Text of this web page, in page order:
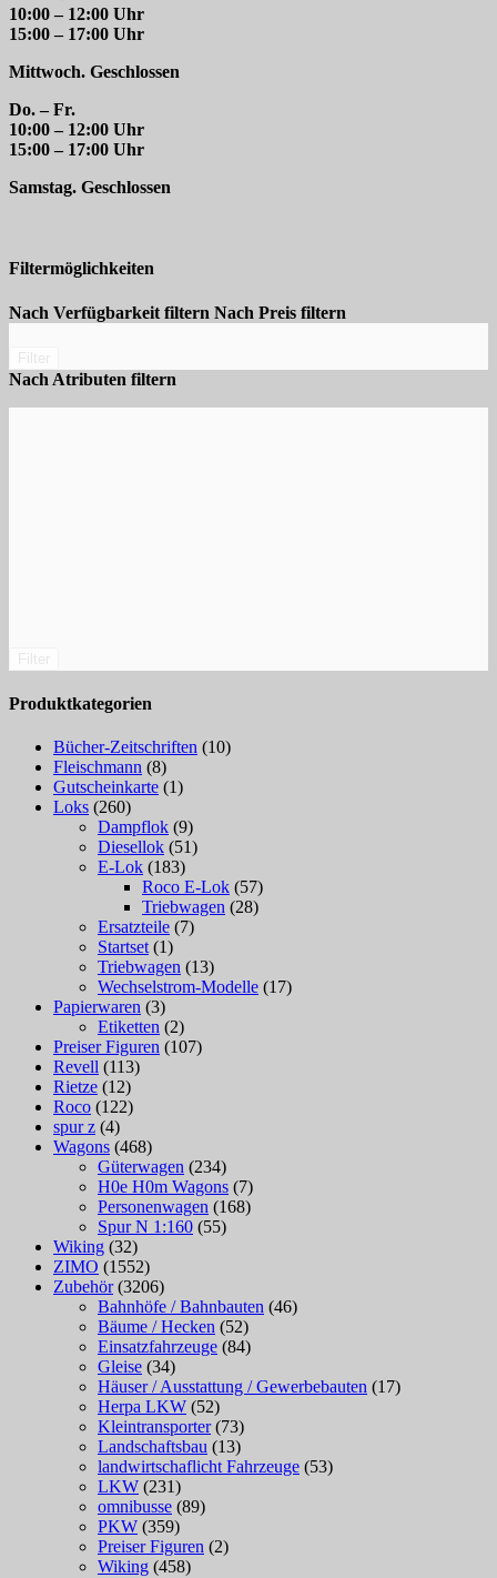
10:00 – 12:00 Uhr
15:00 – 17:00 Uhr
Mittwoch. Geschlossen
Do. – Fr.
10:00 – 12:00 Uhr
15:00 – 17:00 Uhr
Samstag. Geschlossen
Filtermöglichkeiten
Nach Verfügbarkeit filtern Nach Preis filtern
Nach Atributen filtern
Produktkategorien
Bücher-Zeitschriften (10)
Fleischmann (8)
Gutscheinkarte (1)
Loks (260)
Dampflok (9)
Diesellok (51)
E-Lok (183)
Roco E-Lok (57)
Triebwagen (28)
Ersatzteile (7)
Startset (1)
Triebwagen (13)
Wechselstrom-Modelle (17)
Papierwaren (3)
Etiketten (2)
Preiser Figuren (107)
Revell (113)
Rietze (12)
Roco (122)
spur z (4)
Wagons (468)
Güterwagen (234)
H0e H0m Wagons (7)
Personenwagen (168)
Spur N 1:160 (55)
Wiking (32)
ZIMO (1552)
Zubehör (3206)
Bahnhöfe / Bahnbauten (46)
Bäume / Hecken (52)
Einsatzfahrzeuge (84)
Gleise (34)
Häuser / Ausstattung / Gewerbebauten (17)
Herpa LKW (52)
Kleintransporter (73)
Landschaftsbau (13)
landwirtschaflicht Fahrzeuge (53)
LKW (231)
omnibusse (89)
PKW (359)
Preiser Figuren (2)
Wiking (458)